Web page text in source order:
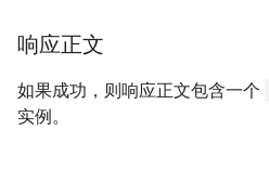
响应正文
如果成功，则响应正文包含一个
实例。